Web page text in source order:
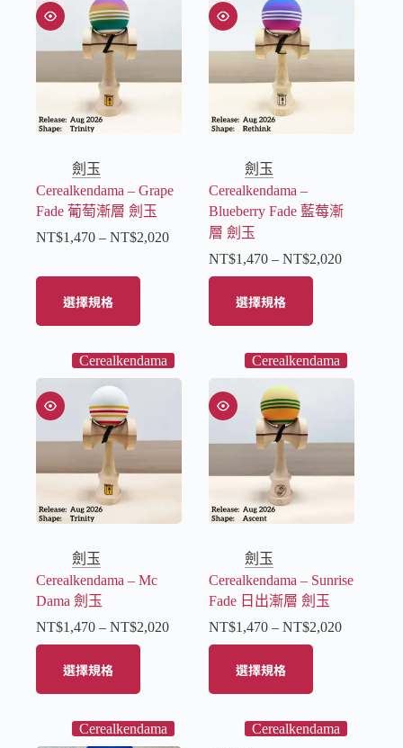
劍玉
Cerealkendama – Grape
Fade 葡萄漸層 劍玉
NT$1,470 – NT$2,020
選擇規格
劍玉
Cerealkendama –
Blueberry Fade 藍莓漸
層 劍玉
NT$1,470 – NT$2,020
選擇規格
Cerealkendama
劍玉
Cerealkendama – Mc
Dama 劍玉
NT$1,470 – NT$2,020
選擇規格
Cerealkendama
劍玉
Cerealkendama – Sunrise
Fade 日出漸層 劍玉
NT$1,470 – NT$2,020
選擇規格
Cerealkendama
Cerealkendama